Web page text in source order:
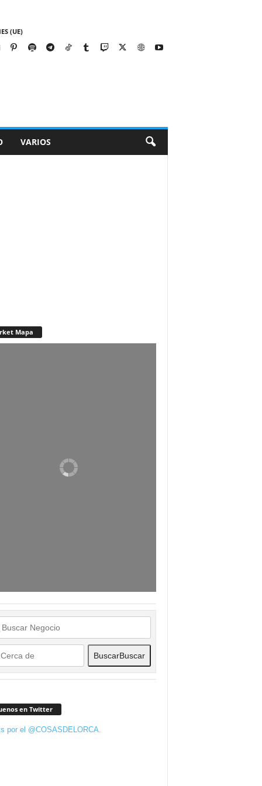
(UE)
VARIOS
Mapa
BuscarBuscar
en Twitter
por el @COSASDELORCA.